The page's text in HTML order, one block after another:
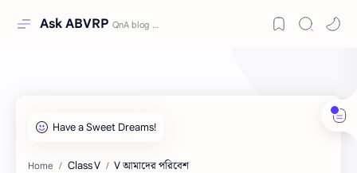
Ask ABVRP
Home Class V V আমাদের পরিবেশ